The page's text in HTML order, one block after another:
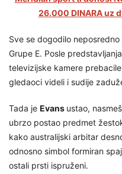
26.000 DINARA uz
Sve se dogodilo
Grupe E. Posle
televizijske kamere
gledaoci videli i sudije
Tada je Evans ustao,
ubrzo postao predmet
kako australijski arbitar
odnosno simbol formiran
ostali prsti ispruženi.